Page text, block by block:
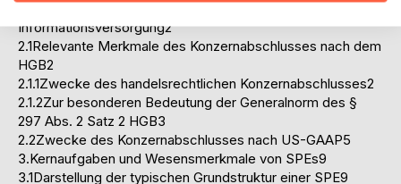
Informationsversorgung2
2.1Relevante Merkmale des Konzernabschlusses nach dem
HGB2
2.1.1Zwecke des handelsrechtlichen Konzernabschlusses2
2.1.2Zur besonderen Bedeutung der Generalnorm des §
297 Abs. 2 Satz 2 HGB3
2.2Zwecke des Konzernabschlusses nach US-GAAP5
3.Kernaufgaben und Wesensmerkmale von SPEs9
3.1Darstellung der typischen Grundstruktur einer SPE9